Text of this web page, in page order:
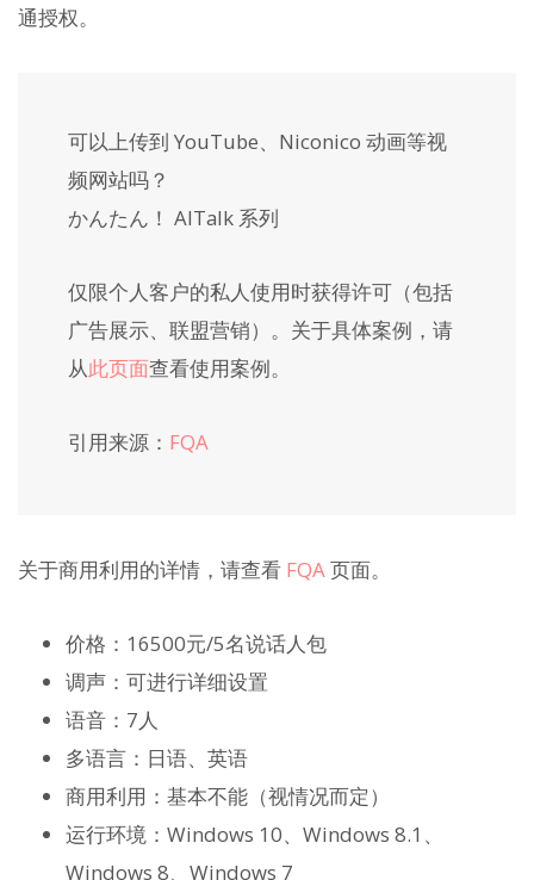
通授权。
可以上传到 YouTube、Niconico 动画等视
频网站吗？
かんたん！ AITalk 系列
仅限个人客户的私人使用时获得许可（包括
广告展示、联盟营销）。关于具体案例，请
从此页面查看使用案例。
引用来源： FQA
关于商用利用的详情，请查看 FQA 页面。
价格：16500元/5名说话人包
调声：可进行详细设置
语音：7人
多语言：日语、英语
商用利用：基本不能（视情况而定）
运行环境：Windows 10、Windows 8.1、
Windows 8、Windows 7